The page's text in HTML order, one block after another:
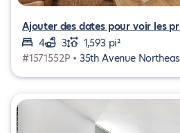
Ajouter des dates pour voir les
4
3
1,593 pi²
#1571552P • 35th Avenue